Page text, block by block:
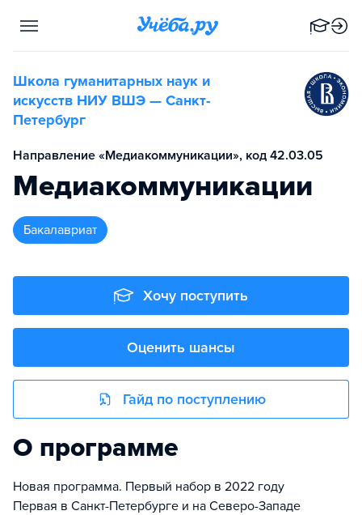
Школа гуманитарных наук и
искусств НИУ ВШЭ — Санкт-
Петербург
Направление «Медиакоммуникации», код 42.03.05
Медиакоммуникации
бакалавриат
Хочу поступить
Оценить шансы
Гайд по поступлению
О программе
Новая программа. Первый набор в 2022 году
Первая в Санкт-Петербурге и на Северо-Западе